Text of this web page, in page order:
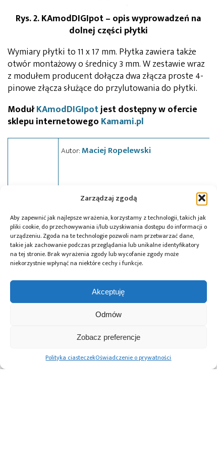
Zarządzaj zgodą
Aby zapewnić jak najlepsze wrażenia, korzystamy z technologii, takich jak
pliki cookie, do przechowywania i/lub uzyskiwania dostępu do informacji o
urządzeniu. Zgoda na te technologie pozwoli nam przetwarzać dane,
takie jak zachowanie podczas przeglądania lub unikalne identyfikatory
na tej stronie. Brak wyrażenia zgody lub wycofanie zgody może
niekorzystnie wpłynąć na niektóre cechy i funkcje.
Akceptuję
Odmów
Zobacz preferencje
Polityka ciasteczekOświadczenie o prywatności
Rys. 2. KAmodDIGIpot – opis wyprowadzeń na
dolnej części płytki
Wymiary płytki to 11 x 17 mm. Płytka zawiera także
otwór montażowy o średnicy 3 mm. W zestawie wraz
z modułem producent dołącza dwa złącza proste 4-
pinowe złącza służące do przylutowania do płytki.
ModułKAmodDIGIpotjest dostępny w ofercie
sklepu internetowego Kamami.pl
Autor:Maciej Ropelewski
Tagi:Analog Devices,Kamami,potencjometr
cyfrowy,seria KAmod
Przeczytaj również:
panelowe Necesa
OPTA
i MicroPython –
automatyki
Automatyzacja
magazynu
większa